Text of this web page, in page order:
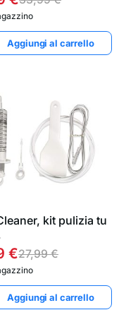
Aggiungi al carrello
kit pulizia tu
€27,99€
Aggiungi al carrello